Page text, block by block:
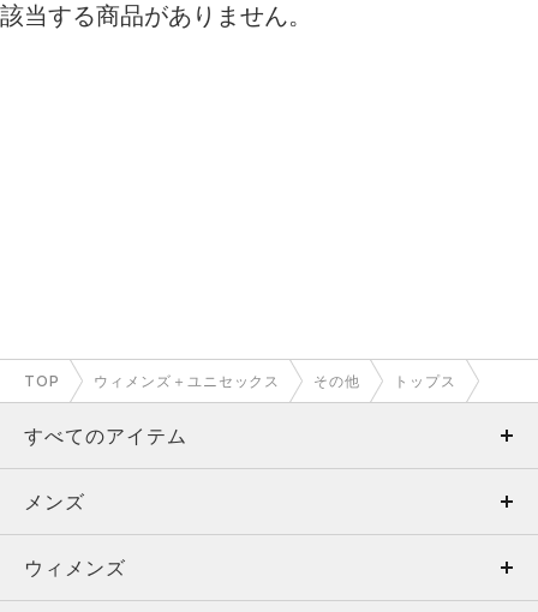
該当する商品がありません。
TOP ウィメンズ＋ユニセックス その他 トップス
すべてのアイテム
メンズ
ウィメンズ
メンズ
トップス
ウィメンズ